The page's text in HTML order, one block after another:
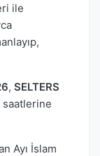
ile
, SELTERS
saatlerine
Ayı İslam